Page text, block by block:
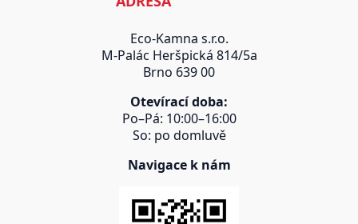
Eco-Kamna s.r.o.
M-Palác Heršpická 814/5a
Brno 639 00
Otevírací doba:
Po–Pá: 10:00–16:00
So: po domluvě
Navigace k nám